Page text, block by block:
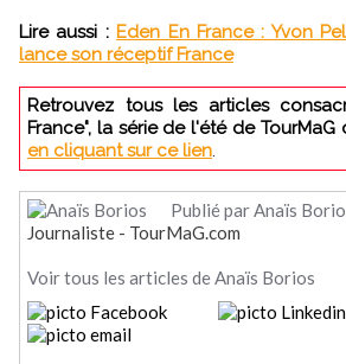
Lire aussi : Eden En France : Yvon
lance son réceptif France
Retrouvez tous les articles consacrés à "Voyage en
France", la série de l'été de
en cliquant sur ce lien.
Publié par Anaïs
Journaliste - TourMaG.com
Voir tous les articles de Anaïs Borios